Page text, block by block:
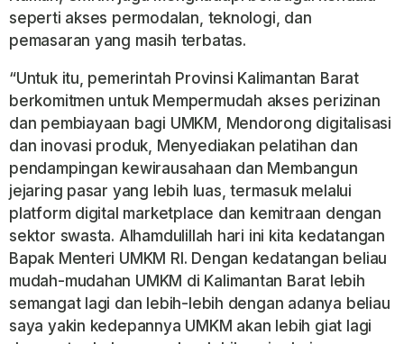
seperti akses permodalan, teknologi, dan
pemasaran yang masih terbatas.
“Untuk itu, pemerintah Provinsi Kalimantan Barat
berkomitmen untuk Mempermudah akses perizinan
dan pembiayaan bagi UMKM, Mendorong digitalisasi
dan inovasi produk, Menyediakan pelatihan dan
pendampingan kewirausahaan dan Membangun
jejaring pasar yang lebih luas, termasuk melalui
platform digital marketplace dan kemitraan dengan
sektor swasta. Alhamdulillah hari ini kita kedatangan
Bapak Menteri UMKM RI. Dengan kedatangan beliau
mudah-mudahan UMKM di Kalimantan Barat lebih
semangat lagi dan lebih-lebih dengan adanya beliau
saya yakin kedepannya UMKM akan lebih giat lagi